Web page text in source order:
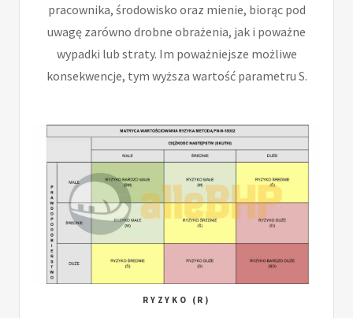
pracownika, środowisko oraz mienie, biorąc pod
uwagę zarówno drobne obrażenia, jak i poważne
wypadki lub straty. Im poważniejsze możliwe
konsekwencje, tym wyższa wartość parametru S.
RYZYKO (R)